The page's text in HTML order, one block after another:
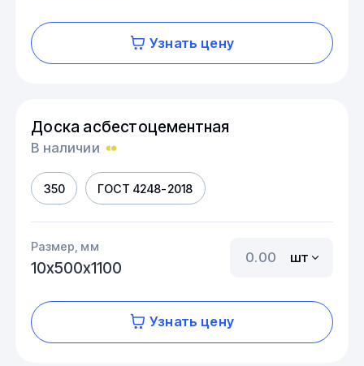
Узнать цену
Доска асбестоцементная
В наличии
350 ГОСТ 4248-2018
Размер, мм
10х500х1100
шт
Узнать цену